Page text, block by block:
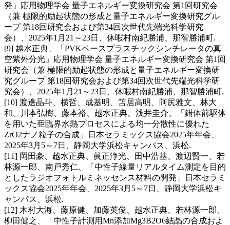
発」応用物理学会 量子エネルギー変換研究会 第1回研究会
（兼 極限的励起状態の形成と量子エネルギー変換研究グル
ープ 第18回研究会および第34回次世代先端光科学研究
会）、2025年1月21～23日、休暇村南紀勝浦、那智勝浦町.
[9] 越水正典、「PVKベースプラスチックシンチレータの真
空紫外分光」応用物理学会 量子エネルギー変換研究会 第1回
研究会（兼 極限的励起状態の形成と量子エネルギー変換研
究グループ 第18回研究会および第34回次世代先端光科学研
究会）、2025年1月21～23日、休暇村南紀勝浦、那智勝浦町.
[10] 渡邊晶斗、横哲、成基明、笘居高明、阿尻雅文、林大
和、川本弘樹、藤本裕、越水正典、浅井圭介、「錯体前駆体
を用いた亜臨界水熱プロセスによる均一分散性に優れた
ZrO2ナノ粒子の合成」日本セラミックス協会2025年年会、
2025年3月5～7日、静岡大学浜松キャンパス、浜松.
[11] 岡田豪、越水正典、眞正浄光、田中浩基、渡辺賢一、若
林源一郎、南戸秀仁、「中性子線量リアルタイム測定を目的
としたラジオフォトルミネッセンス材料の開発」日本セラミ
ックス協会2025年年会、2025年3月5～7日、静岡大学浜松キ
ャンパス、浜松.
[12] 木村大海、藤原健、加藤英俊、越水正典、若林源一郎、
柳田健之、「中性子計測用Mn添加Mg3B2O6結晶の合成およ